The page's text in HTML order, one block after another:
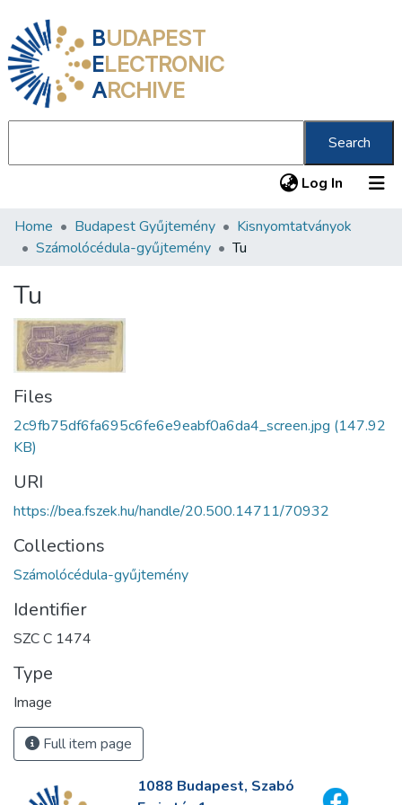
BUDAPEST
ELECTRONIC
ARCHIVE
Search
Log In (current)
Communities & Collections
Statistics
About us
Home Budapest Gyűjtemény
Kisnyomtatványok
Számolócédula-gyűjtemény
Tu
Tu
Files
2c9fb75df6fa695c6fe6e9eabf0a6da4_screen.jpg (147.92
KB)
URI
https://bea.fszek.hu/handle/20.500.14711/70932
Collections
Számolócédula-gyűjtemény
Identifier
SZC C 1474
Type
Image
Full item page
1088 Budapest, Szabó